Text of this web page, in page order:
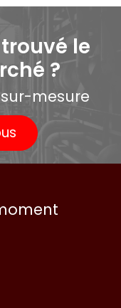
le
?
mesure